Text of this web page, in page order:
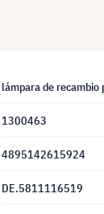
lámpara de
1300463
4895142615924
DE.5811116519